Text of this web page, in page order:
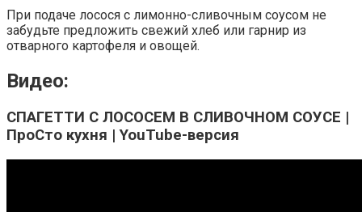
При подаче лосося с лимонно-сливочным соусом не
забудьте предложить свежий хлеб или гарнир из
отварного картофеля и овощей.
Видео:
СПАГЕТТИ С ЛОСОСЕМ В СЛИВОЧНОМ СОУСЕ |
ПроСто кухня | YouTube-версия